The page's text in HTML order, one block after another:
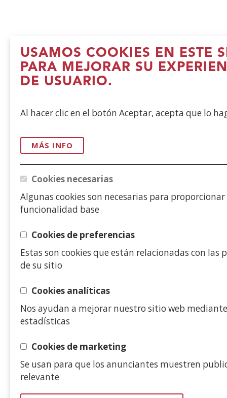
USAMOS COOKIES EN ESTE
PARA MEJORAR SU
DE USUARIO.
Al hacer clic en el botón Aceptar, acepta que lo
MÁS INFO
Cookies necesarias
Algunas cookies son necesarias para
funcionalidad base
Cookies de preferencias
Estas son cookies que están relacionadas con las
de su sitio
Cookies analíticas
Nos ayudan a mejorar nuestro sitio web mediante
estadísticas
Cookies de marketing
Se usan para que los anunciantes muestren
relevante